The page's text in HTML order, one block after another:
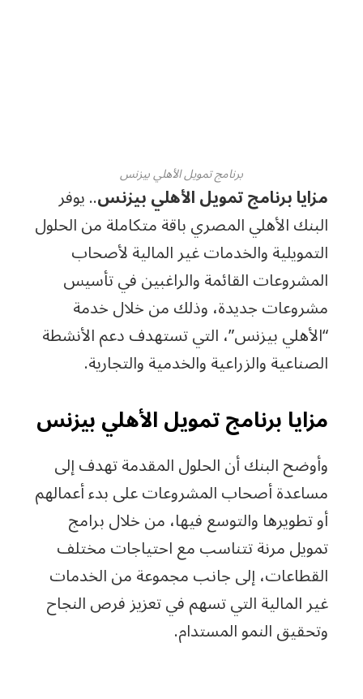
برنامج تمويل الأهلي بيزنس
مزايا برنامج تمويل الأهلي بيزنس.. يوفر
البنك الأهلي المصري باقة متكاملة من الحلول
التمويلية والخدمات غير المالية لأصحاب
المشروعات القائمة والراغبين في تأسيس
مشروعات جديدة، وذلك من خلال خدمة
“الأهلي بيزنس”، التي تستهدف دعم الأنشطة
الصناعية والزراعية والخدمية والتجارية.
مزايا برنامج تمويل الأهلي بيزنس
وأوضح البنك أن الحلول المقدمة تهدف إلى
مساعدة أصحاب المشروعات على بدء أعمالهم
أو تطويرها والتوسع فيها، من خلال برامج
تمويل مرنة تتناسب مع احتياجات مختلف
القطاعات، إلى جانب مجموعة من الخدمات
غير المالية التي تسهم في تعزيز فرص النجاح
وتحقيق النمو المستدام.